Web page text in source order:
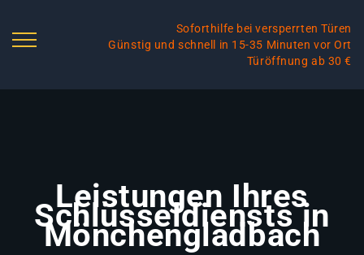
Soforthilfe bei versperrten Türen
Günstig und schnell in 15-35 Minuten vor Ort
Türöffnung ab 30 €
Leistungen Ihres
Schlüsseldiensts in
Mönchengladbach